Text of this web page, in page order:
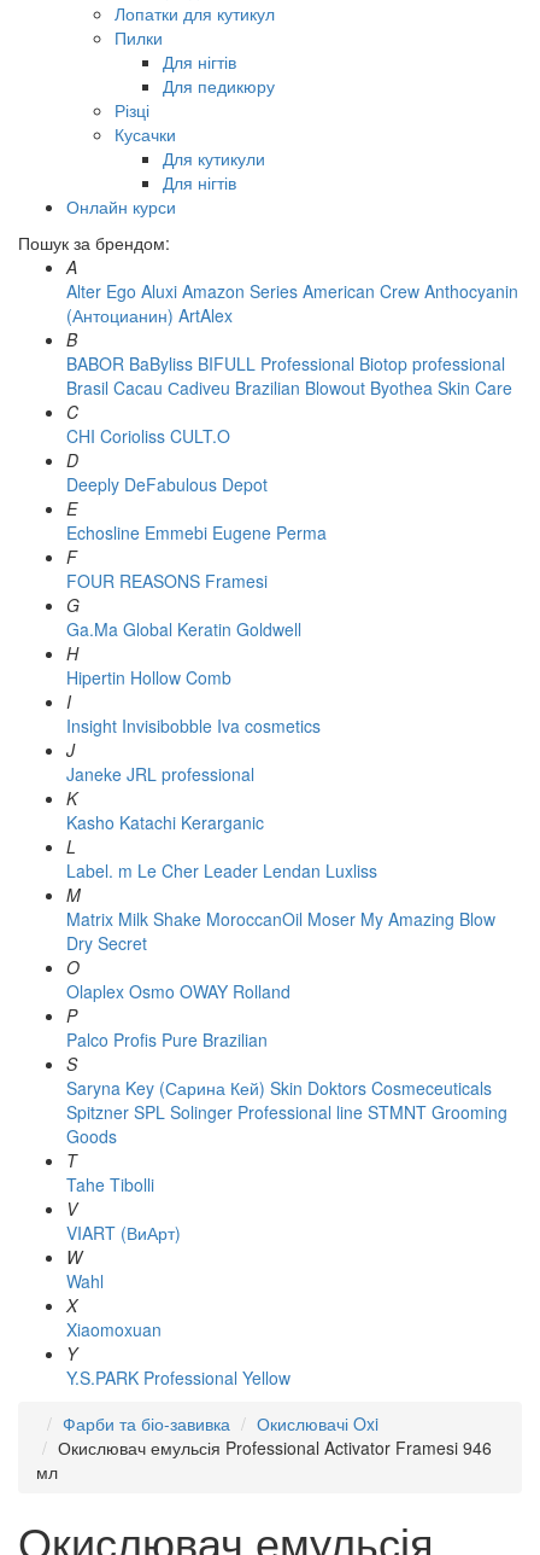
Лопатки для кутикул
Пилки
Для нігтів
Для педикюру
Різці
Кусачки
Для кутикули
Для нігтів
Онлайн курси
Пошук за брендом:
A
Alter Ego Aluxi Amazon Series American Crew Anthocyanin
(Антоцианин) ArtAlex
B
BABOR BaByliss BIFULL Professional Biotop professional
Brasil Cacau Сadiveu Brazilian Blowout Byothea Skin Care
C
CHI Corioliss CULT.O
D
Deeply DeFabulous Depot
E
Echosline Emmebi Eugene Perma
F
FOUR REASONS Framesi
G
Ga.Ma Global Keratin Goldwell
H
Hipertin Hollow Comb
I
Insight Invisibobble Iva cosmetics
J
Janeke JRL professional
K
Kasho Katachi Kerarganic
L
Label. m Le Cher Leader Lendan Luxliss
M
Matrix Milk Shake MoroccanOil Moser My Amazing Blow
Dry Secret
O
Olaplex Osmo OWAY Rolland
P
Palco Profis Pure Brazilian
S
Saryna Key (Сарина Кей) Skin Doktors Cosmeceuticals
Spitzner SPL Solinger Professional line STMNT Grooming
Goods
T
Tahe Tibolli
V
VIART (ВиАрт)
W
Wahl
X
Xiaomoxuan
Y
Y.S.PARK Professional Yellow
Фарби та біо-завивка
Окислювачі Oxi
Окислювач емульсія Professional Activator Framesi 946
мл
Окислювач емульсія